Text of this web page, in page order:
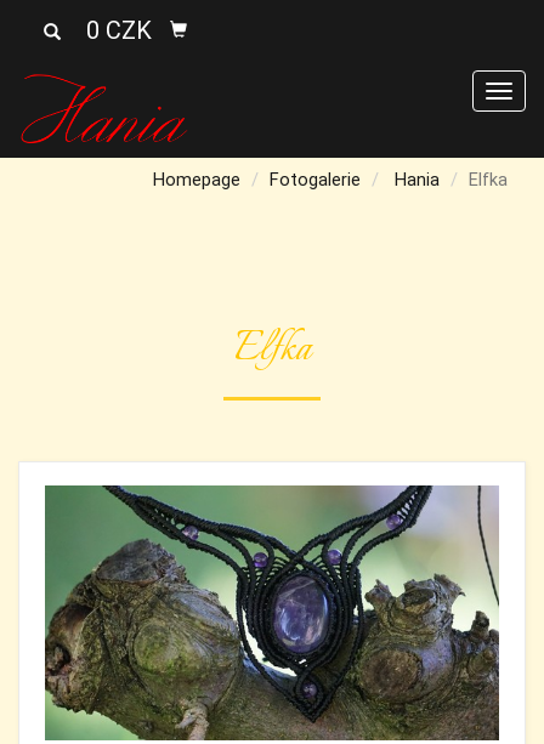
0 CZK
Homepage Fotogalerie Hania Elfka
Elfka